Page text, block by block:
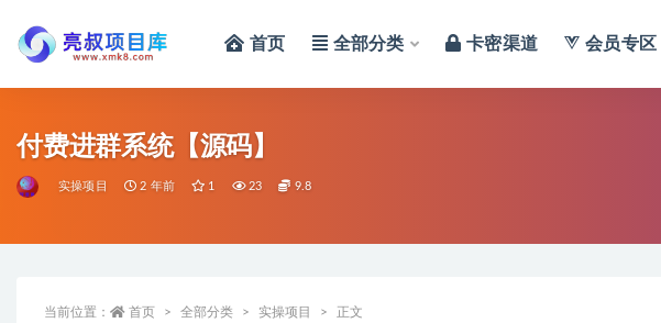
首页 全部分类 卡密渠道 会员专区
付费进群系统【源码】
实操项目 2 年前 1 23 9.8
当前位置： 首页 全部分类 实操项目 正文